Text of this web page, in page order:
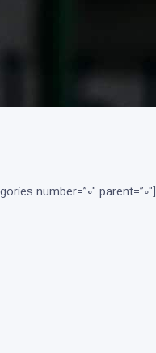
[product_categories number=”0″ parent=”0″]